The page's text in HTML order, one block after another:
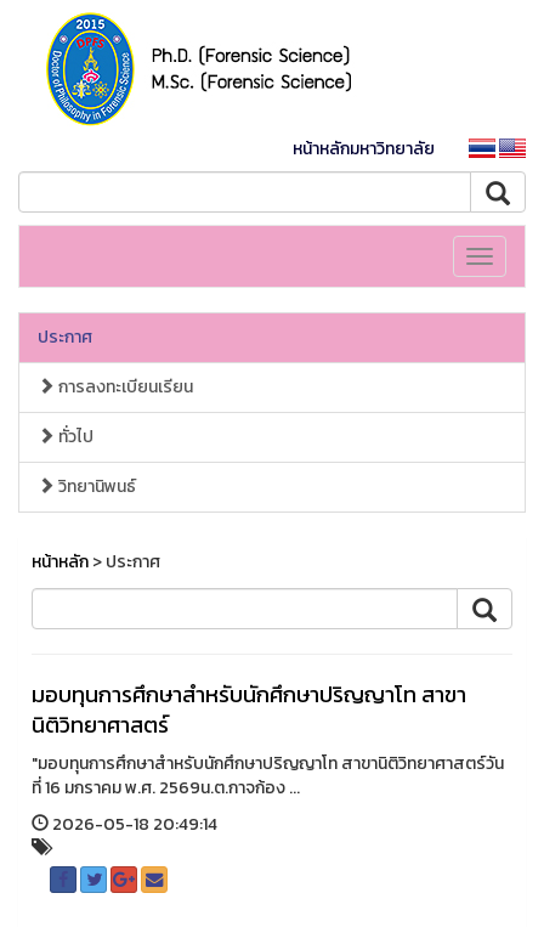
หน้าหลักมหาวิทยาลัย
Toggle
ประกาศ
การลงทะเบียนเรียน
ทั่วไป
วิทยานิพนธ์
หน้าหลัก> ประกาศ
มอบทุนการศึกษาสำหรับนักศึกษาปริญญาโท สาขา
นิติวิทยาศาสตร์
"มอบทุนการศึกษาสำหรับนักศึกษาปริญญาโท สาขานิติวิทยาศาสตร์วัน
ที่ 16 มกราคม พ.ศ. 2569น.ต.กาจก้อง ...
2026-05-18 20:49:14